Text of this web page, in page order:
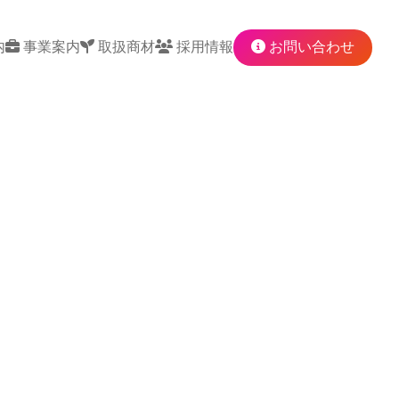
事業案内 取扱商材 採用情報 お問い合わせ